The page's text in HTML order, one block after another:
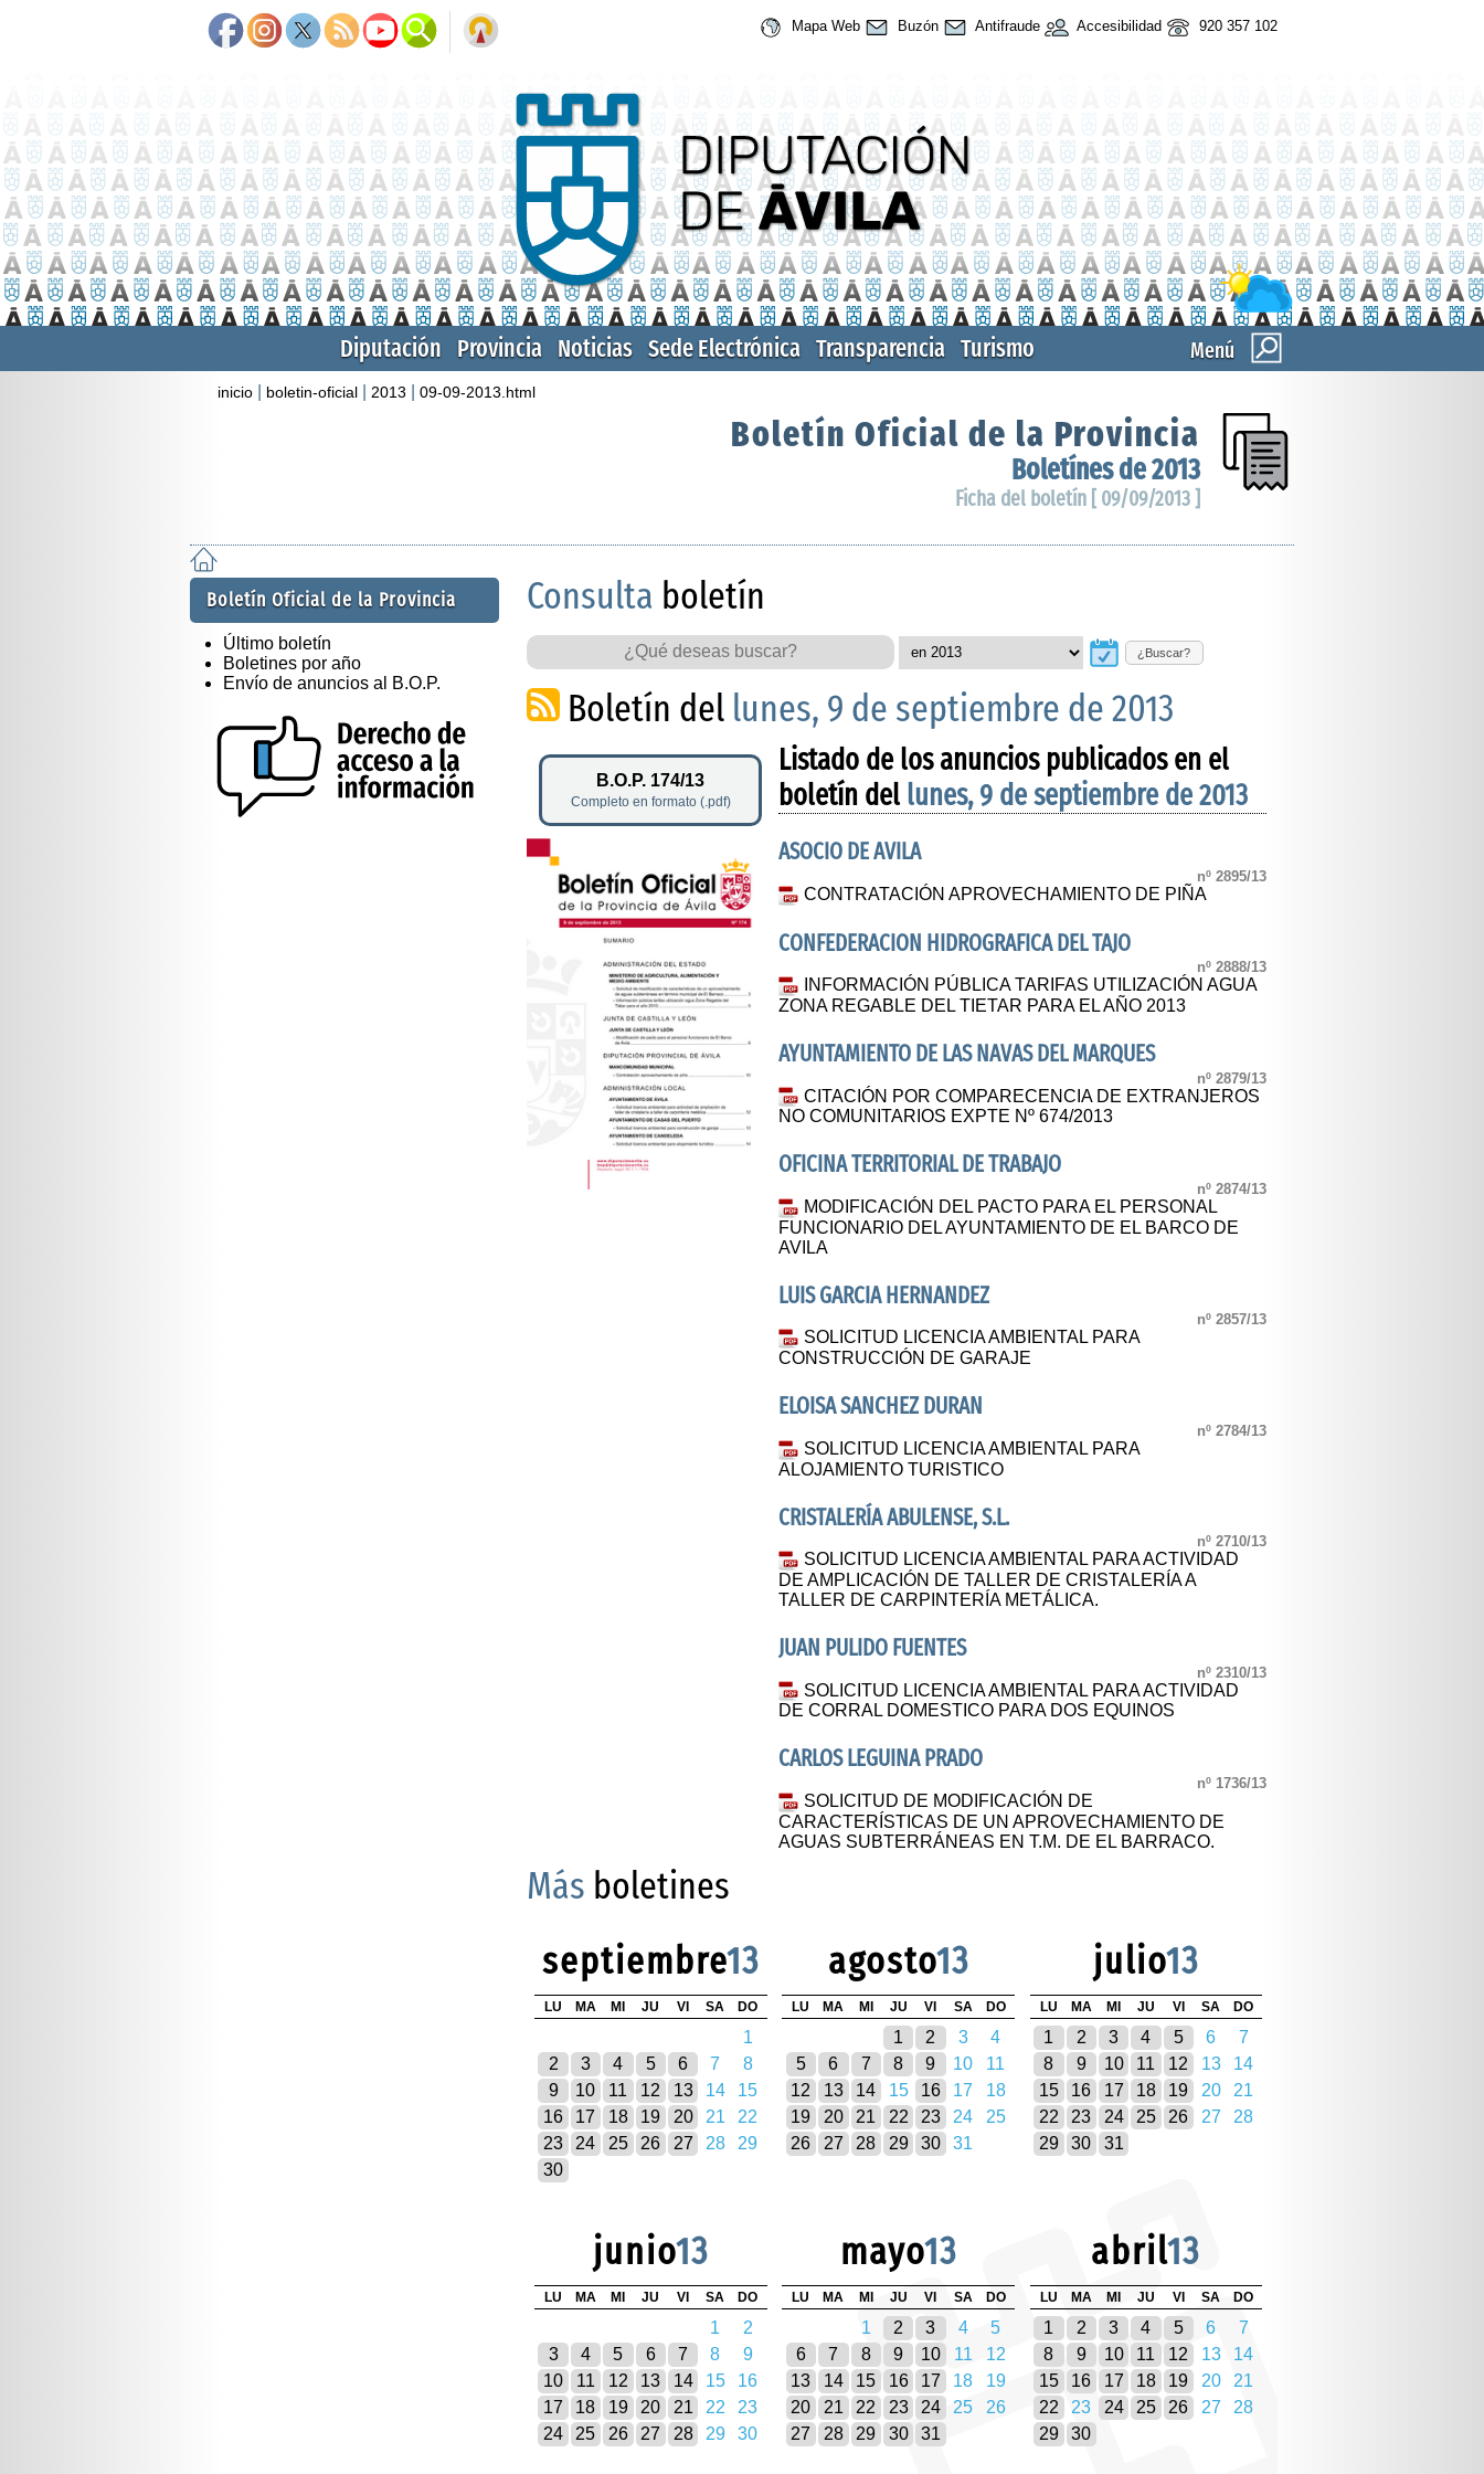
Mapa Web Buzón Antifraude Accesibilidad 920 357 102
Menú
Diputación Provincia Noticias Sede Electrónica Transparencia Turismo
inicio boletin-oficial 2013 09-09-2013.html
Boletín Oficial de la Provincia
Boletínes de 2013
Ficha del boletín [ 09/09/2013 ]
Boletín Oficial de la Provincia
Último boletín
Boletines por año
Envío de anuncios al B.O.P.
Consulta boletín
¿Buscar?
Boletín del lunes, 9 de septiembre de 2013
B.O.P. 174/13
Completo en formato (.pdf)
Listado de los anuncios publicados en el
boletín del lunes, 9 de septiembre de 2013
ASOCIO DE AVILA
nº 2895/13
CONTRATACIÓN APROVECHAMIENTO DE PIÑA
CONFEDERACION HIDROGRAFICA DEL TAJO
nº 2888/13
INFORMACIÓN PÚBLICA TARIFAS UTILIZACIÓN AGUA
ZONA REGABLE DEL TIETAR PARA EL AÑO 2013
AYUNTAMIENTO DE LAS NAVAS DEL MARQUES
nº 2879/13
CITACIÓN POR COMPARECENCIA DE EXTRANJEROS
NO COMUNITARIOS EXPTE Nº 674/2013
OFICINA TERRITORIAL DE TRABAJO
nº 2874/13
MODIFICACIÓN DEL PACTO PARA EL PERSONAL
FUNCIONARIO DEL AYUNTAMIENTO DE EL BARCO DE
AVILA
LUIS GARCIA HERNANDEZ
nº 2857/13
SOLICITUD LICENCIA AMBIENTAL PARA
CONSTRUCCIÓN DE GARAJE
ELOISA SANCHEZ DURAN
nº 2784/13
SOLICITUD LICENCIA AMBIENTAL PARA
ALOJAMIENTO TURISTICO
CRISTALERÍA ABULENSE, S.L.
nº 2710/13
SOLICITUD LICENCIA AMBIENTAL PARA ACTIVIDAD
DE AMPLICACIÓN DE TALLER DE CRISTALERÍA A
TALLER DE CARPINTERÍA METÁLICA.
JUAN PULIDO FUENTES
nº 2310/13
SOLICITUD LICENCIA AMBIENTAL PARA ACTIVIDAD
DE CORRAL DOMESTICO PARA DOS EQUINOS
CARLOS LEGUINA PRADO
nº 1736/13
SOLICITUD DE MODIFICACIÓN DE
CARACTERÍSTICAS DE UN APROVECHAMIENTO DE
AGUAS SUBTERRÁNEAS EN T.M. DE EL BARRACO.
Más boletines
septiembre13
LU MA MI JU VI SA DO
1
2
3 4 5 6 7
8
9
10 11 12 13 14
15
16
17 18 19 20 21
22
23
24 25 26 27 28
29
30
agosto13
LU MA MI JU VI SA DO
1 2 3
4
5
6 7 8 9 10
11
12
13 14 15 16 17
18
19
20 21 22 23 24
25
26
27 28 29 30 31
julio13
LU MA MI JU VI SA DO
1 2 3 4 5 6
7
8
9 10 11 12 13
14
15
16 17 18 19 20
21
22
23 24 25 26 27
28
29
30 31
junio13
LU MA MI JU VI SA DO
1
2
3
4 5 6 7 8
9
10
11 12 13 14 15
16
17
18 19 20 21 22
23
24
25 26 27 28 29 30
mayo13
LU MA MI JU VI SA DO
1 2 3 4
5
6
7 8 9 10 11
12
13
14 15 16 17 18
19
20
21 22 23 24 25
26
27
28 29 30 31
abril13
LU MA MI JU VI SA DO
1 2 3 4 5 6
7
8
9 10 11 12 13
14
15
16 17 18 19 20
21
22
23 24 25 26 27
28
29
30